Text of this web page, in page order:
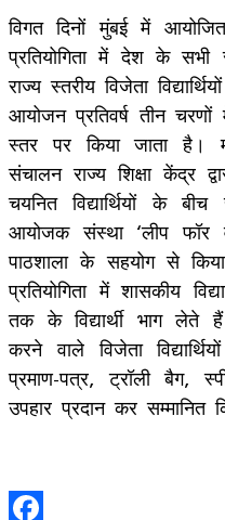
विगत दिनों मुंबई में आयोजित
प्रतियोगिता में देश के
राज्य स्तरीय विजेता
आयोजन प्रतिवर्ष तीन
स्तर पर किया जाता है।
संचालन राज्य शिक्षा केंद्र
चयनित विद्यार्थियों के
आयोजक संस्था ‘लीप फॉर
पाठशाला के सहयोग से
प्रतियोगिता में शासकीय
तक के विद्यार्थी भाग लेते
करने वाले विजेता
प्रमाण-पत्र, ट्रॉली बैग,
उपहार प्रदान कर सम्मानित